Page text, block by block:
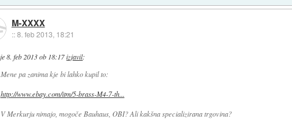
M-XXXX
::8. feb 2013, 18:21
je8. feb 2013 ob 18:17izjavil:
Mene pa zanima kje bi lahko kupil to:
http://www.ebay.com/itm/5-brass-M4-7-th...
V Merkurju nimajo, mogoče Bauhaus, OBI? Ali kakšna specializirana trgovina?